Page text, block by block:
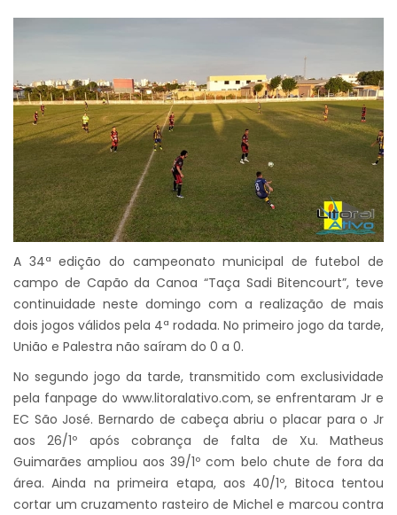
A 34ª edição do campeonato municipal de futebol de
campo de Capão da Canoa “Taça Sadi Bitencourt”, teve
continuidade neste domingo com a realização de mais
dois jogos válidos pela 4ª rodada. No primeiro jogo da tarde,
União e Palestra não saíram do 0 a 0.
No segundo jogo da tarde, transmitido com exclusividade
pela fanpage do www.litoralativo.com, se enfrentaram Jr e
EC São José. Bernardo de cabeça abriu o placar para o Jr
aos 26/1º após cobrança de falta de Xu. Matheus
Guimarães ampliou aos 39/1º com belo chute de fora da
área. Ainda na primeira etapa, aos 40/1º, Bitoca tentou
cortar um cruzamento rasteiro de Michel e marcou contra